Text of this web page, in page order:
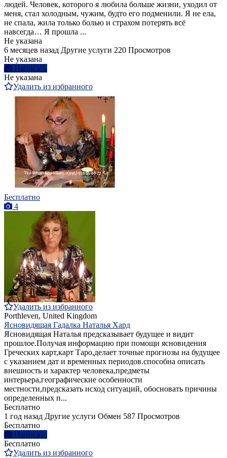
людей. Человек, которого я любила больше жизни, уходил от
меня, стал холодным, чужим, будто его подменили. Я не ела,
не спала, жила только болью и страхом потерять всё
навсегда… Я прошла ...
Не указана
6 месяцев назад Другие услуги 220 Просмотров
Не указана
Написать
Не указана
Удалить из избранного
Бесплатно
4
Удалить из избранного
Porthleven, United Kingdom
Ясновидящая Гадалка Наталья Хард
Ясновидящая Наталья предсказывает будущее и видит
прошлое.Получая информацию при помощи ясновидения
Греческих карт,карт Таро,делает точные прогнозы на будущее
с указанием дат и временных периодов.способна описать
внешность и характер человека,предметы
интерьера,географические особенности
местности,предсказать исход ситуаций, обосновать причины
определенных п...
Бесплатно
1 год назад Другие услуги Обмен 587 Просмотров
Бесплатно
Написать
Бесплатно
Удалить из избранного